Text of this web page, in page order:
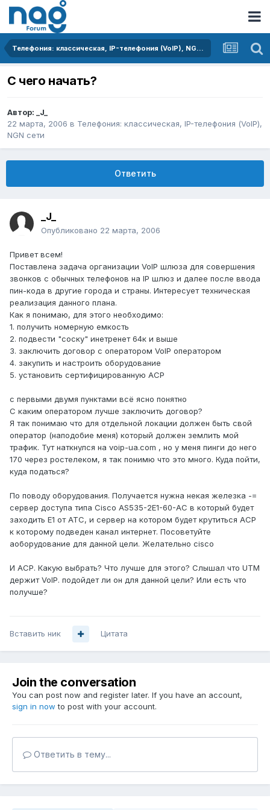
Телефония: классическая, IP-телефония (VoIP), NGN сети
С чего начать?
Автор: _J_
22 марта, 2006 в Телефония: классическая, IP-телефония (VoIP),
NGN сети
Ответить
_J_
Опубликовано 22 марта, 2006
Привет всем!
Поставлена задача организации VoIP шлюза для совершения
звонков с обычных телефонов на IP шлюз и далее после ввода
пин-кода в другие города и страны. Интересует техническая
реализация данного плана.
Как я понимаю, для этого необходимо:
1. получить номерную емкость
2. подвести "соску" инетренет 64к и выше
3. заключить договор с оператором VoIP оператором
4. закупить и настроить оборудование
5. установить сертифицированную АСР
с первыми двумя пунктами всё ясно понятно
С каким оператором лучше заключить договор?
Я так понимаю что для отдельной локации должен быть свой
оператор (наподобие меня) который должен землить мой
трафик. Тут наткнулся на voip-ua.com , но у меня пинги до него
170 через ростелеком, я так понимю что это много. Куда пойти,
куда податься?
По поводу оборудования. Получается нужна некая железка -=
сервер доступа типа Cisco AS535-2E1-60-AC в который будет
заходить Е1 от АТС, и сервер на котором будет крутиться АСР
к которому подведен канал интернет. Посоветуйте
аоборудование для данной цели. Желательно cisco
И АСР. Какую выбрать? Что лучше для этого? Слышал что UTM
держит VoIP. подойдет ли он для данной цели? Или есть что
получше?
Вставить ник Цитата
Join the conversation
You can post now and register later. If you have an account,
sign in now to post with your account.
Ответить в тему...